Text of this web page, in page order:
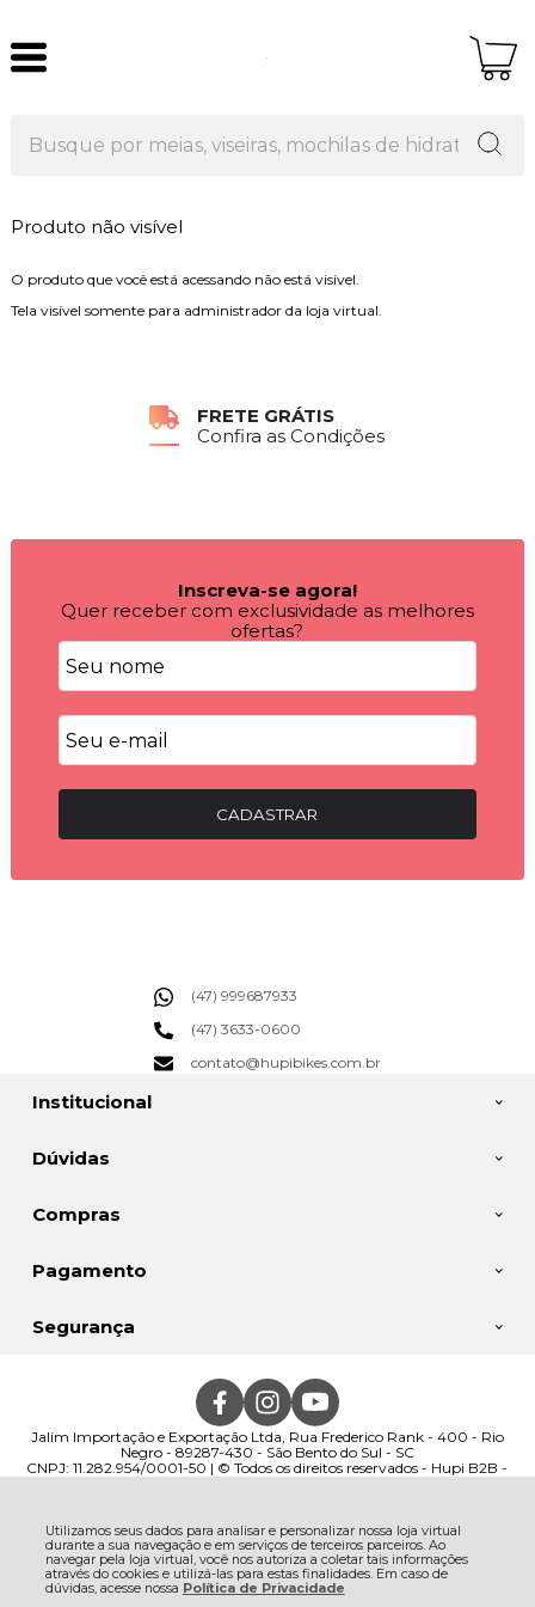
Utilizamos seus dados para analisar e personalizar nossa loja virtual
durante a sua navegação e em serviços de terceiros parceiros. Ao
navegar pela loja virtual, você nos autoriza a coletar tais informações
através do cookies e utilizá-las para estas finalidades. Em caso de
dúvidas, acesse nossa Política de Privacidade
Produto não visível
O produto que você está acessando não está visível.
Tela visível somente para administrador da loja virtual.
FRETE GRÁTIS
Confira as Condições
Inscreva-se agora!
Quer receber com exclusividade as melhores
ofertas?
CADASTRAR
Institucional
Dúvidas
Compras
(47) 999687933
(47) 3633-0600
contato@hupibikes.com.br
Pagamento
Segurança
Jalim Importação e Exportação Ltda, Rua Frederico Rank - 400 - Rio
Negro - 89287-430 - São Bento do Sul - SC
CNPJ: 11.282.954/0001-50 | © Todos os direitos reservados - Hupi B2B -